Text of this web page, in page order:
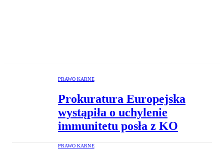
PRAWO KARNE
Prokuratura Europejska
wystąpiła o uchylenie
immunitetu posła z KO
PRAWO KARNE